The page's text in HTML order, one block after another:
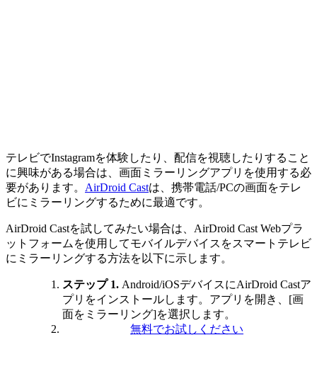
テレビでInstagramを体験したり、配信を視聴したりすること
に興味がある場合は、画面ミラーリングアプリを使用する必
要があります。 AirDroid Castは、携帯電話/PCの画面をテレ
ビにミラーリングするために最適です。
AirDroid Castを試してみたい場合は、AirDroid Cast Webプラ
ットフォームを使用してモバイルデバイスをスマートテレビ
にミラーリングする方法を以下に示します。
ステップ 1. Android/iOSデバイスにAirDroid Castア
プリをインストールします。アプリを開き、[画
面をミラーリング]を選択します。
無料でお試しください